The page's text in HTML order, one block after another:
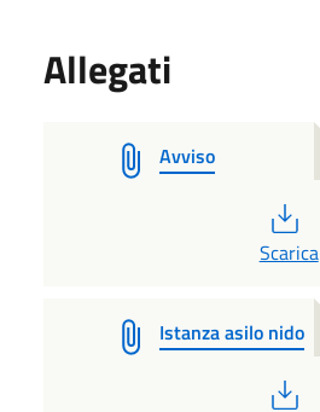
Allegati
Avviso
Scarica
Istanza asilo nido